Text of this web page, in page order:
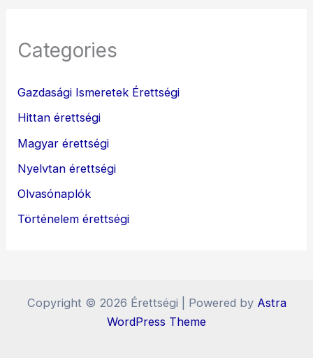
Categories
Gazdasági Ismeretek Érettségi
Hittan érettségi
Magyar érettségi
Nyelvtan érettségi
Olvasónaplók
Történelem érettségi
Copyright © 2026 Érettségi | Powered by Astra
WordPress Theme